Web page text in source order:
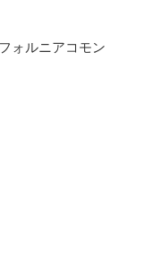
ォルニアコモン